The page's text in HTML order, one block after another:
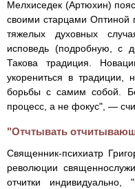
Мелхиседек (Артюхин)
своими старцами Оптиной
тяжелых духовных
исповедь (подробную, с
Такова традиция.
укорениться в традиции,
борьбы с самим собой.
процесс, а не фокус", —
"Отчтывать
Священник-психиатр
революции
отчитки индивидуально,